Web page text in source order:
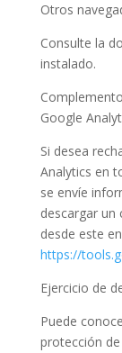
Otros
Consulte la
instalado.
Google
Si desea
Analytics en
se envíe
descargar
desde este
https://
Ejercicio de
Puede
protección